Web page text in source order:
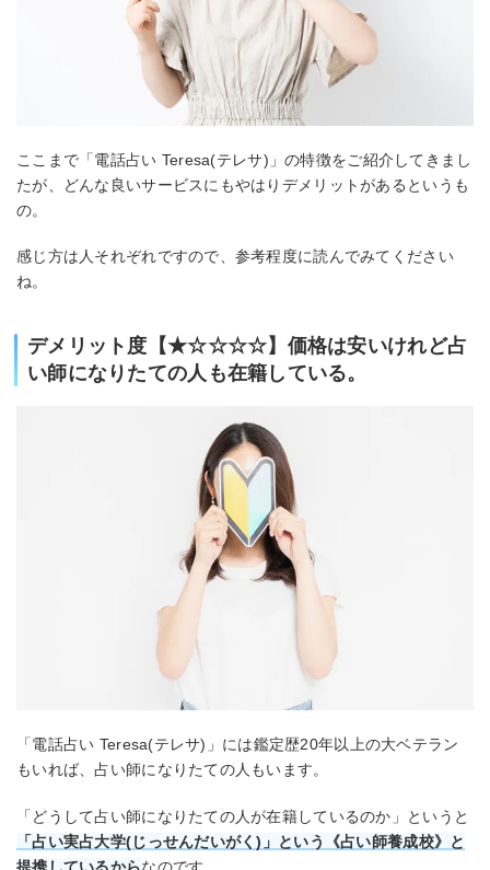
ここまで「電話占い Teresa(テレサ)」の特徴をご紹介してきまし
たが、どんな良いサービスにもやはりデメリットがあるというも
の。
感じ方は人それぞれですので、参考程度に読んでみてください
ね。
デメリット度【★☆☆☆☆】価格は安いけれど占
い師になりたての人も在籍している。
「電話占い Teresa(テレサ)」には鑑定歴20年以上の大ベテラン
もいれば、占い師になりたての人もいます。
「どうして占い師になりたての人が在籍しているのか」というと
「占い実占大学(じっせんだいがく)」という《占い師養成校》と
提携しているからなのです。